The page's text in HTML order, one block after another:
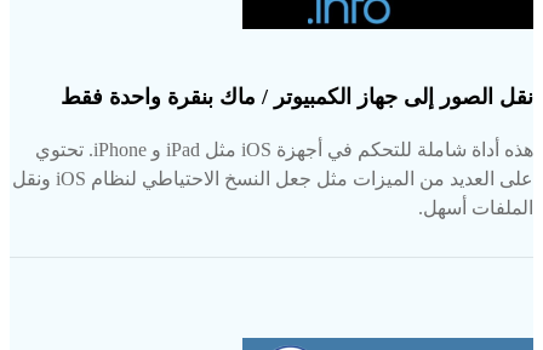
نقل الصور إلى جهاز الكمبيوتر / ماك بنقرة واحدة فقط
هذه أداة شاملة للتحكم في أجهزة iOS مثل iPad و iPhone. تحتوي
على العديد من الميزات مثل جعل النسخ الاحتياطي لنظام iOS ونقل
الملفات أسهل.